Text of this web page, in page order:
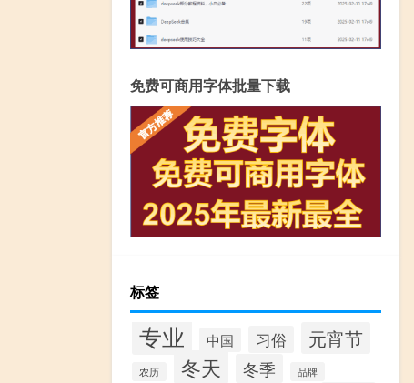
免费可商用字体批量下载
标签
专业 中国 习俗 元宵节
农历 冬天 冬季 品牌